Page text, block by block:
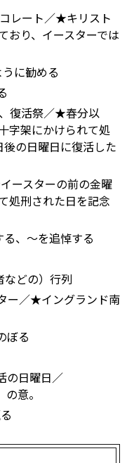
レート／★キリスト
おり、イースターでは
に勧める
復活祭／★春分以
字架にかけられて処
の日曜日に復活した
ースターの前の金曜
処刑された日を記念
、～を追悼する
どの）行列
ー／★イングランド南
ぼる
の日曜日／
意。